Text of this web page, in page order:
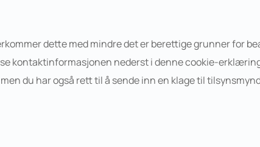
dette med mindre det er berettige grunner for
kontaktinformasjonen nederst i denne cookie-
du har også rett til å sende inn en klage til